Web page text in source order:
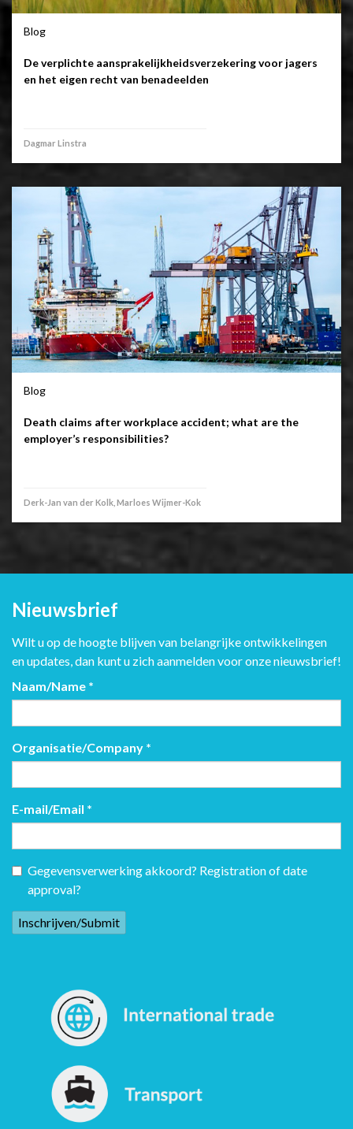
Blog
De verplichte aansprakelijkheidsverzekering voor jagers
en het eigen recht van benadeelden
Dagmar Linstra
Blog
Death claims after workplace accident; what are the
employer’s responsibilities?
Derk-Jan van der Kolk, Marloes Wijmer-Kok
Nieuwsbrief
Wilt u op de hoogte blijven van belangrijke ontwikkelingen
en updates, dan kunt u zich aanmelden voor onze nieuwsbrief!
Naam/Name *
Organisatie/Company *
E-mail/Email *
Gegevensverwerking akkoord? Registration of date
approval?